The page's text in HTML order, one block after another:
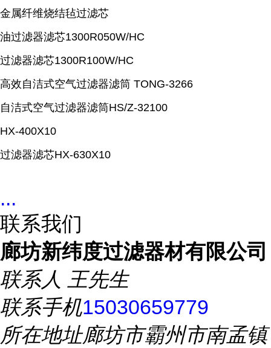
金属纤维烧结毡过滤芯
油过滤器滤芯1300R050W/HC
过滤器滤芯1300R100W/HC
高效自洁式空气过滤器滤筒 TONG-3266
自洁式空气过滤器滤筒HS/Z-32100
HX-400X10
过滤器滤芯HX-630X10
...
联系我们
廊坊新纬度过滤器材有限公司
联系人 王先生
联系手机15030659779
所在地址廊坊市霸州市南孟镇